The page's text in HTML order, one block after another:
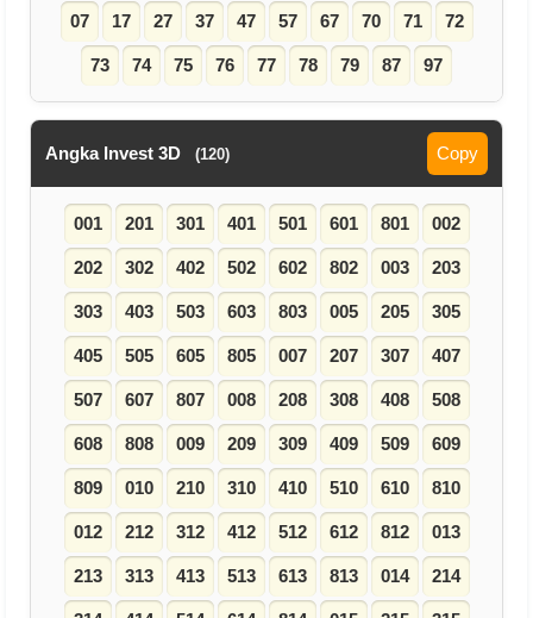
07 17 27 37 47 57 67 70 71 72
73 74 75 76 77 78 79 87 97
Angka Invest 3D (120) Copy
001 201 301 401 501 601 801 002
202 302 402 502 602 802 003 203
303 403 503 603 803 005 205 305
405 505 605 805 007 207 307 407
507 607 807 008 208 308 408 508
608 808 009 209 309 409 509 609
809 010 210 310 410 510 610 810
012 212 312 412 512 612 812 013
213 313 413 513 613 813 014 214